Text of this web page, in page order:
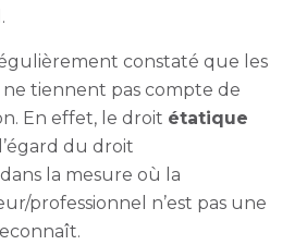
constaté que les
tiennent pas compte de
En effet, le droit étatique
du droit
dans la mesure où la
professionnel n’est pas une